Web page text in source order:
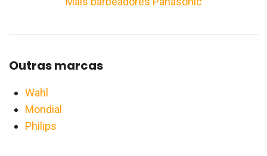
Outras marcas
Wahl
Mondial
Philips